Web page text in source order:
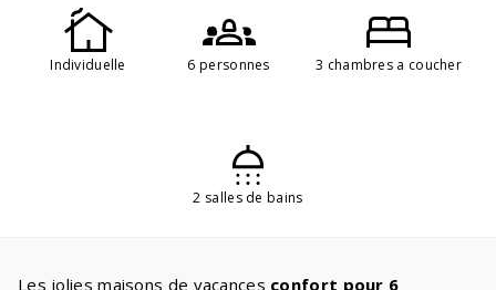
Individuelle 6 personnes 3 chambres a coucher
2 salles de bains
Les jolies maisons de vacances confort pour 6